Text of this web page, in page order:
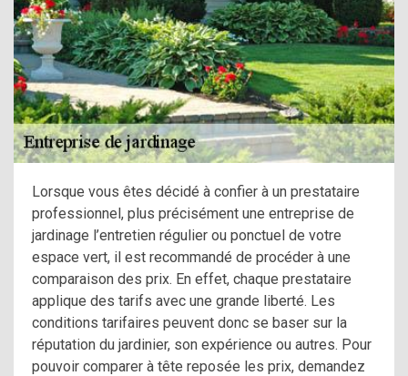
Lorsque vous êtes décidé à confier à un prestataire
professionnel, plus précisément une entreprise de
jardinage l’entretien régulier ou ponctuel de votre
espace vert, il est recommandé de procéder à une
comparaison des prix. En effet, chaque prestataire
applique des tarifs avec une grande liberté. Les
conditions tarifaires peuvent donc se baser sur la
réputation du jardinier, son expérience ou autres. Pour
pouvoir comparer à tête reposée les prix, demandez